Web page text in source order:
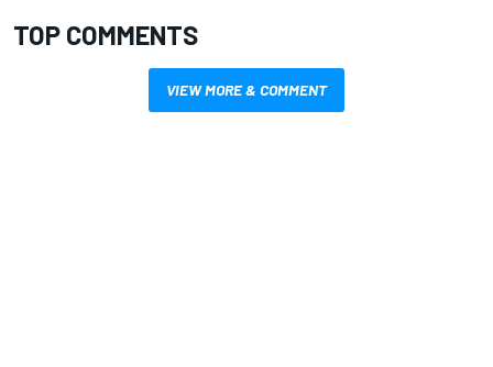
TOP COMMENTS
VIEW MORE & COMMENT